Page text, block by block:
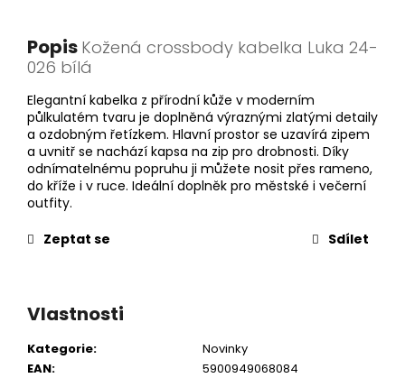
Popis Kožená crossbody kabelka Luka 24-
026 bílá
Elegantní kabelka z přírodní kůže v moderním
půlkulatém tvaru je doplněná výraznými zlatými detaily
a ozdobným řetízkem. Hlavní prostor se uzavírá zipem
a uvnitř se nachází kapsa na zip pro drobnosti. Díky
odnímatelnému popruhu ji můžete nosit přes rameno,
do kříže i v ruce. Ideální doplněk pro městské i večerní
outfity.
Zeptat se
Sdílet
Vlastnosti
Kategorie:
Novinky
EAN:
5900949068084